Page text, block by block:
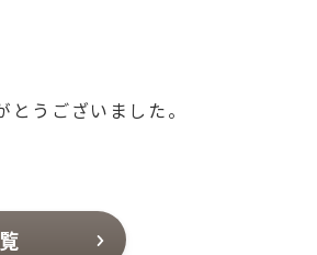
うございました。